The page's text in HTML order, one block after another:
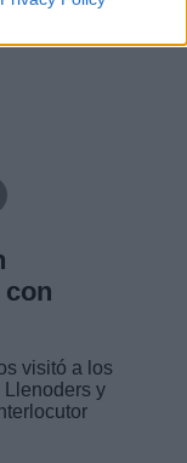
visitó a los
Llenoders y